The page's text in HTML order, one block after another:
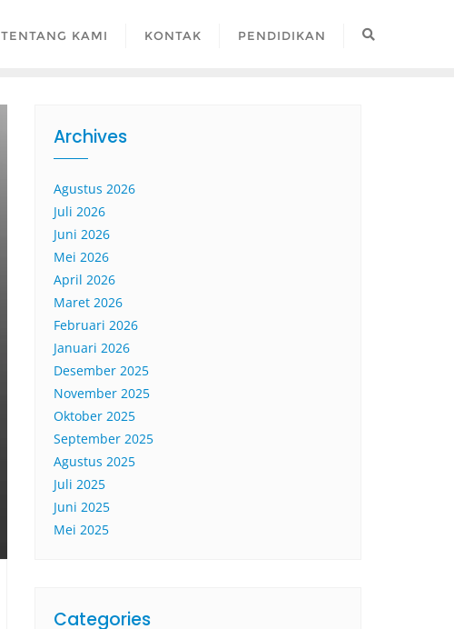
TENTANG KAMI KONTAK PENDIDIKAN
Archives
Agustus 2026
Juli 2026
Juni 2026
Mei 2026
April 2026
Maret 2026
Februari 2026
Januari 2026
Desember 2025
November 2025
Oktober 2025
September 2025
Agustus 2025
Juli 2025
Juni 2025
Mei 2025
Categories